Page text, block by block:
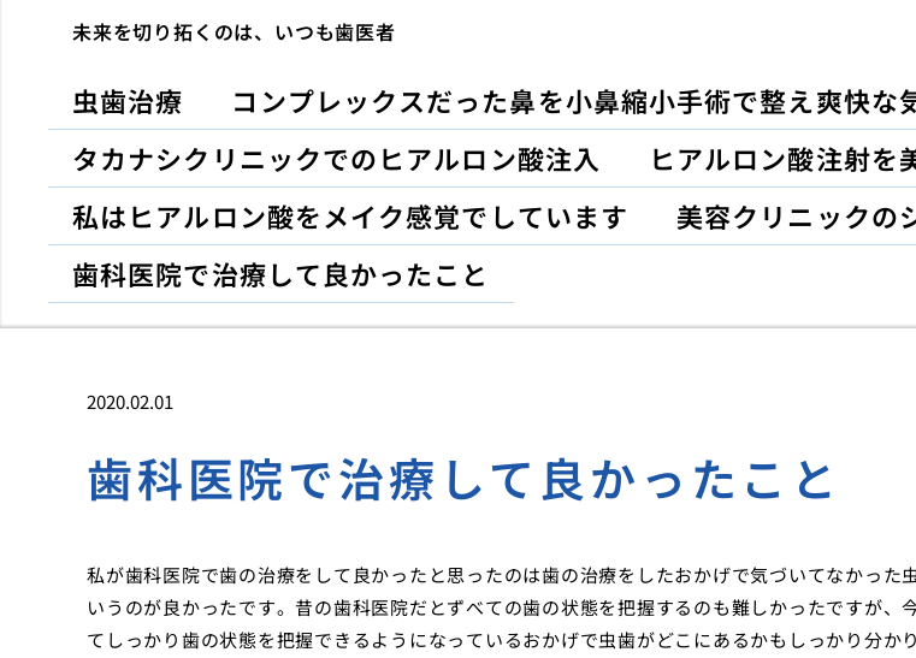
未来を切り拓くのは、いつも歯医者
虫歯治療
コンプレックスだった鼻を小鼻縮小手術で整え爽快な
タカナシクリニックでのヒアルロン酸注入
ヒアルロン酸注射を
私はヒアルロン酸をメイク感覚でしています
美容クリニックの
歯科医院で治療して良かったこと
2020.02.01
歯科医院で治療して良かったこと
私が歯科医院で歯の治療をして良かったと思ったのは歯の治療をしたおかげで気づいてなかった
いうのが良かったです。昔の歯科医院だとずべての歯の状態を把握するのも難しかったですが、
てしっかり歯の状態を把握できるようになっているおかげで虫歯がどこにあるかもしっかり分か